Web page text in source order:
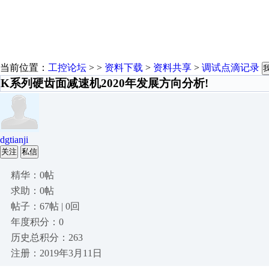
当前位置： 工控论坛 > > 资料下载 > 资料共享 > 调试点滴记录
K系列硬齿面减速机2020年发展方向分析!
dgtianji
关注 私信
精华：0帖
求助：0帖
帖子：67帖 | 0回
年度积分：0
历史总积分：263
注册：2019年3月11日